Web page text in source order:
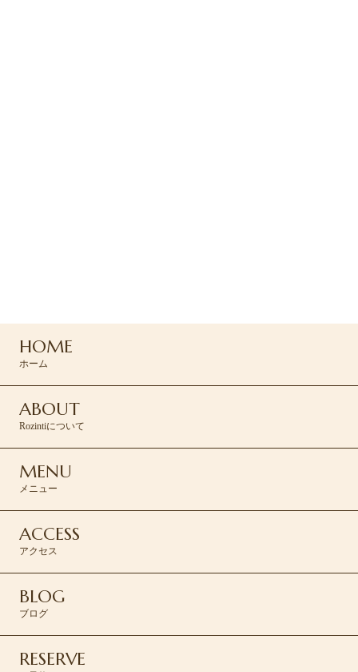
HOME
ホーム
ABOUT
Rozintiについて
MENU
メニュー
ACCESS
アクセス
BLOG
ブログ
RESERVE